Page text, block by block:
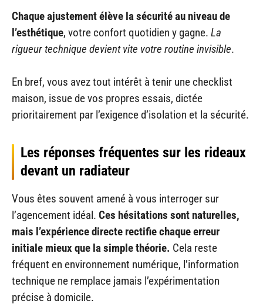
Chaque ajustement élève la sécurité au niveau de
l’esthétique, votre confort quotidien y gagne. La
rigueur technique devient vite votre routine invisible.
En bref, vous avez tout intérêt à tenir une checklist
maison, issue de vos propres essais, dictée
prioritairement par l’exigence d’isolation et la sécurité.
Les réponses fréquentes sur les rideaux
devant un radiateur
Vous êtes souvent amené à vous interroger sur
l’agencement idéal. Ces hésitations sont naturelles,
mais l’expérience directe rectifie chaque erreur
initiale mieux que la simple théorie. Cela reste
fréquent en environnement numérique, l’information
technique ne remplace jamais l’expérimentation
précise à domicile.